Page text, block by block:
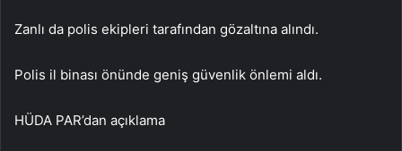
Zanlı da polis ekipleri tarafından gözaltına alındı.
Polis il binası önünde geniş güvenlik önlemi aldı.
HÜDA PAR’dan açıklama